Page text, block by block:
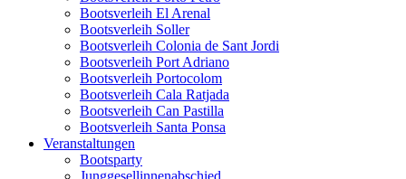
Bootsverleih El Arenal
Bootsverleih Soller
Bootsverleih Colonia de Sant Jordi
Bootsverleih Port Adriano
Bootsverleih Portocolom
Bootsverleih Cala Ratjada
Bootsverleih Can Pastilla
Bootsverleih Santa Ponsa
Veranstaltungen
Bootsparty
Junggesellinnenabschied